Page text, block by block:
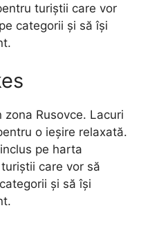
turiștii care vor
categorii și să își
zona Rusovce. Lacuri
o ieșire relaxată.
pe harta
care vor să
și să își